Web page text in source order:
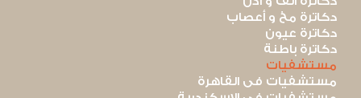
دكاترة مخ و أعصاب
دكاترة عيون
دكاترة باطنة
مستشفيات
مستشفيات فى القاهرة